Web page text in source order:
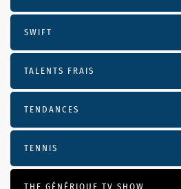
SWIFT
TALENTS FRAIS
TENDANCES
TENNIS
THE GÉNÉRIQUE TV SHOW